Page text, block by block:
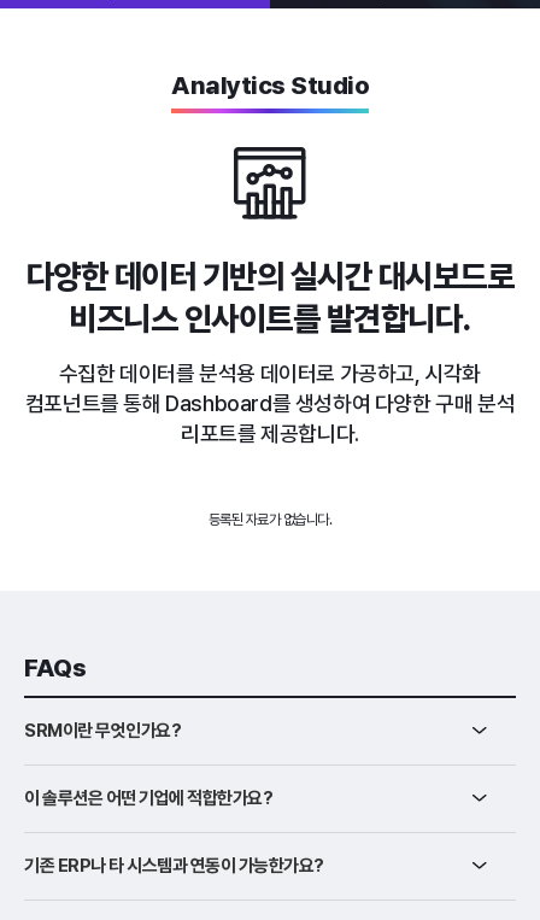
Analytics Studio
다양한 데이터 기반의 실시간 대시보드로
비즈니스 인사이트를 발견합니다.
수집한 데이터를 분석용 데이터로 가공하고, 시각화
컴포넌트를 통해 Dashboard를 생성하여 다양한 구매 분석
리포트를 제공합니다.
등록된 자료가 없습니다.
FAQs
SRM이란 무엇인가요?
이 솔루션은 어떤 기업에 적합한가요?
기존 ERP나 타 시스템과 연동이 가능한가요?